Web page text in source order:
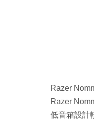
Razer
Razer
低音箱設計